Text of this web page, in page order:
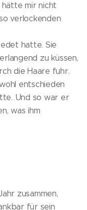
hätte mir nicht
verlockenden
hatte. Sie
zu küssen,
die Haare fuhr.
entschieden
Und so war er
was ihm
zusammen,
für sein